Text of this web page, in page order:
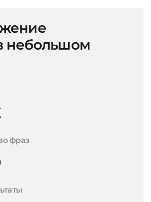
небольшом
фраз